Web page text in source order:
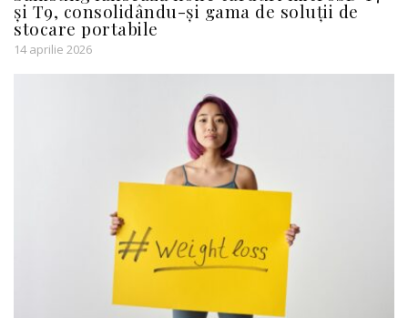
și T9, consolidându-și gama de soluții de
stocare portabile
14 aprilie 2026